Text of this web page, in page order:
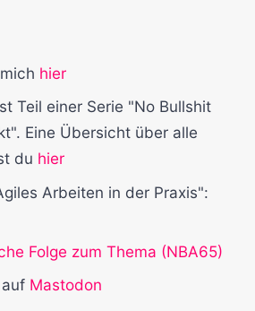
hier
Teil einer Serie "No Bullshit
Eine Übersicht über alle
du hier
Arbeiten in der Praxis":
Folge zum Thema (NBA65)
Mastodon